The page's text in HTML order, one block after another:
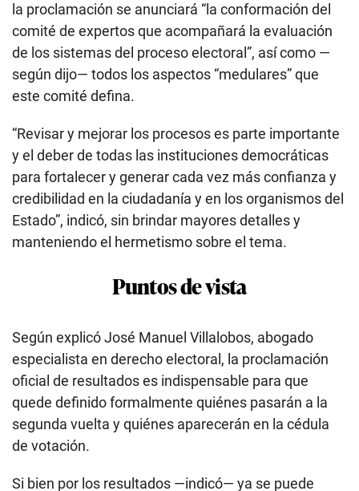
la proclamación se anunciará “la conformación del
comité de expertos que acompañará la evaluación
de los sistemas del proceso electoral”, así como —
según dijo— todos los aspectos “medulares” que
este comité defina.
“Revisar y mejorar los procesos es parte importante
y el deber de todas las instituciones democráticas
para fortalecer y generar cada vez más confianza y
credibilidad en la ciudadanía y en los organismos del
Estado”, indicó, sin brindar mayores detalles y
manteniendo el hermetismo sobre el tema.
Puntos de vista
Según explicó José Manuel Villalobos, abogado
especialista en derecho electoral, la proclamación
oficial de resultados es indispensable para que
quede definido formalmente quiénes pasarán a la
segunda vuelta y quiénes aparecerán en la cédula
de votación.
Si bien por los resultados —indicó— ya se puede